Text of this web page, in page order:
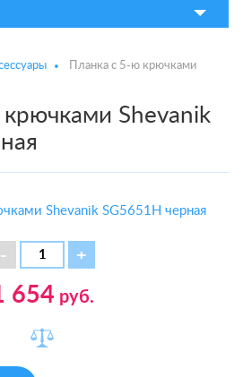
Планка с 5-ю крючками
Shevanik
654 руб.